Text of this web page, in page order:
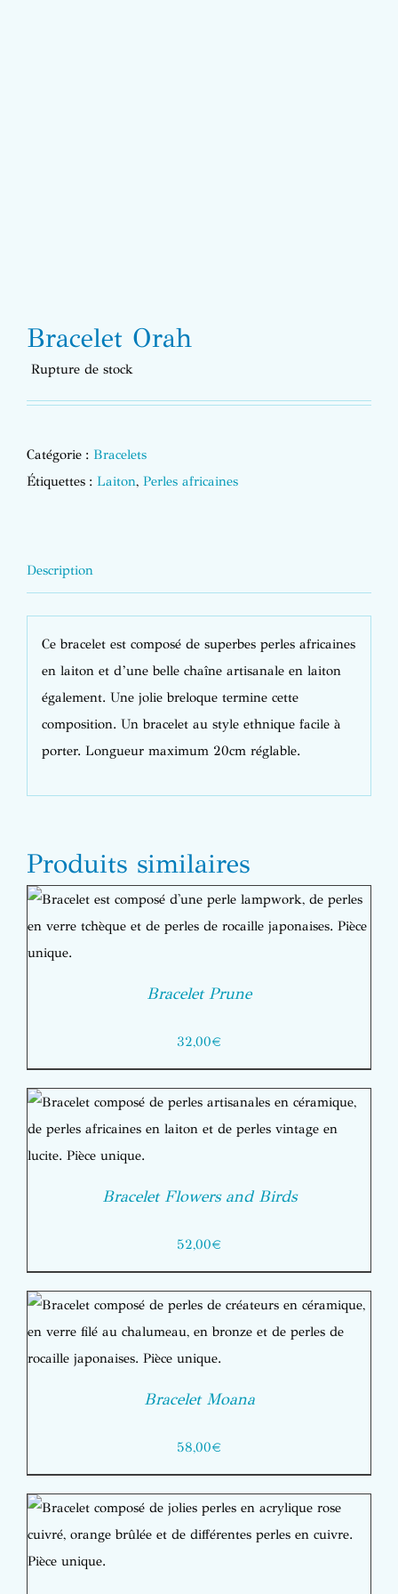
Bracelet Orah
Rupture de stock
Catégorie : Bracelets
Étiquettes : Laiton, Perles africaines
Description
Ce bracelet est composé de superbes perles africaines
en laiton et d’une belle chaîne artisanale en laiton
également. Une jolie breloque termine cette
composition. Un bracelet au style ethnique facile à
porter. Longueur maximum 20cm réglable.
Produits similaires
Bracelet Prune
32,00€
Bracelet Flowers and Birds
52,00€
Bracelet Moana
58,00€